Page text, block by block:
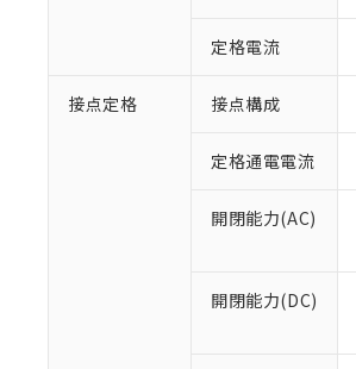
定格電流
接点定格 接点構成
定格通電電流
開閉能力(AC)
開閉能力(DC)